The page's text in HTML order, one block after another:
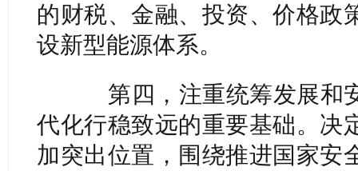
的财税、金融、投资、价格政
设新型能源体系。
第四，注重统筹发展和
代化行稳致远的重要基础。决
加突出位置，围绕推进国家安